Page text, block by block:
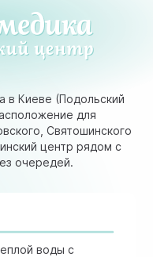
в Киеве (Подольский
для
Святошинского
центр рядом с
очередей.
воды с